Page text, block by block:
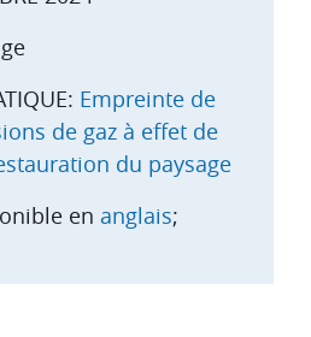
Empreinte de
de gaz à effet de
du paysage
en anglais;